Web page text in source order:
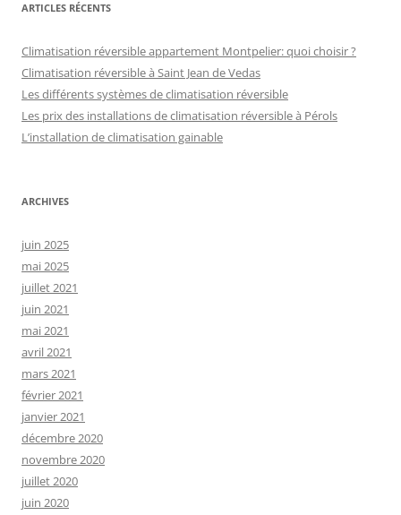
ARTICLES RÉCENTS
Climatisation réversible appartement Montpelier: quoi choisir ?
Climatisation réversible à Saint Jean de Vedas
Les différents systèmes de climatisation réversible
Les prix des installations de climatisation réversible à Pérols
L’installation de climatisation gainable
ARCHIVES
juin 2025
mai 2025
juillet 2021
juin 2021
mai 2021
avril 2021
mars 2021
février 2021
janvier 2021
décembre 2020
novembre 2020
juillet 2020
juin 2020